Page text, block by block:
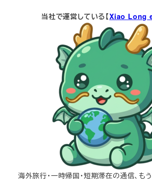
当社で運営している【Xiao Long
海外旅行・一時帰国・短期滞在の通信、も